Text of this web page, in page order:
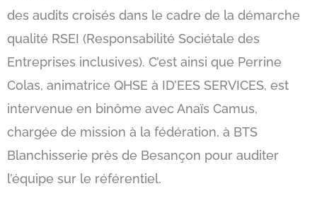
des audits croisés dans le cadre de la démarche
qualité RSEI (Responsabilité Sociétale des
Entreprises inclusives). C’est ainsi que Perrine
Colas, animatrice QHSE à ID’EES SERVICES, est
intervenue en binôme avec Anaïs Camus,
chargée de mission à la fédération, à BTS
Blanchisserie près de Besançon pour auditer
l’équipe sur le référentiel.